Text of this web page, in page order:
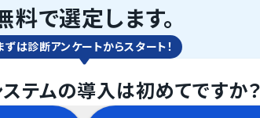
料で選定します。
ずは診断アンケートからスタート！
テムの導入は初めてですか